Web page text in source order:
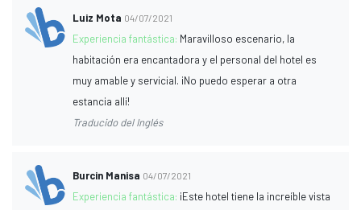
Luiz Mota 04/07/2021
Experiencia fantástica: Maravilloso escenario, la
habitación era encantadora y el personal del hotel es
muy amable y servicial. ¡No puedo esperar a otra
estancia allí!
Traducido del Inglés
Burcin Manisa 04/07/2021
Experiencia fantástica: ¡Este hotel tiene la increíble vista